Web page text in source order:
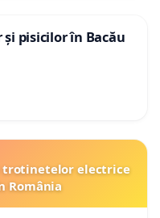
pisicilor în Bacău
trotinetelor electrice
România